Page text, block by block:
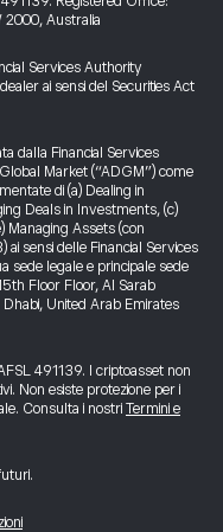
2000, Australia
Services Authority
ai sensi del Securities Act
dalla Financial Services
Market (“ADGM”) come
di (a) Dealing in
Deals in Investments, (c)
Managing Assets (con
sensi delle Financial Services
sede legale e principale sede
Floor Floor, Al Sarab
United Arab Emirates
491139. I criptoasset non
Non esiste protezione per i
Consulta i nostri Termini e